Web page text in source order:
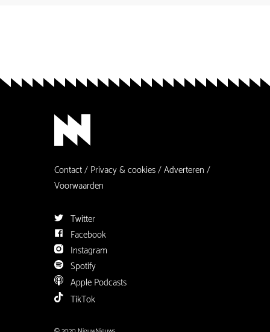
Contact Privacy & cookies Adverteren
Voorwaarden
Twitter
Facebook
Instagram
Spotify
Apple Podcasts
TikTok